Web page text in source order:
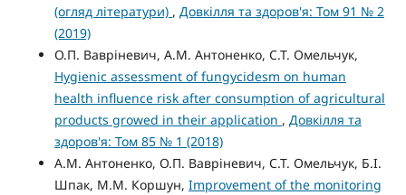
(огляд літератури) , Довкілля та здоров'я: Том 91 № 2
(2019)
О.П. Вавріневич, А.М. Антоненко, С.Т. Омельчук,
Hygienic assessment of fungycidesm on human
health influence risk after consumption of agricultural
products growed in their application , Довкілля та
здоров'я: Том 85 № 1 (2018)
А.М. Антоненко, О.П. Вавріневич, С.Т. Омельчук, Б.І.
Шпак, М.М. Коршун, Improvement of the monitoring